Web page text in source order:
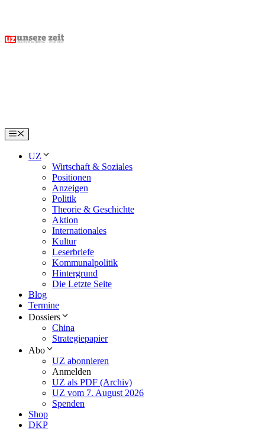
content
Menu
UZ
Wirtschaft & Soziales
Positionen
Anzeigen
Politik
Theorie & Geschichte
Aktion
Internationales
Kultur
Leserbriefe
Kommunalpolitik
Hintergrund
Die Letzte Seite
Blog
Termine
Dossiers
China
Strategiepapier
Abo
UZ abonnieren
Anmelden
UZ als PDF (Archiv)
UZ vom 7. August 2026
Spenden
Shop
DKP